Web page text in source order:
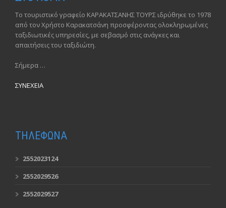
Το τουριστικό γραφείο ΚΑΡΑΚΑΤΣΑΝΗΣ ΤΟΥΡΣ ιδρύθηκε το 1978
από τον Χρήστο Καρακατσάνη προσφέροντας ολοκληρωμένες
ταξιδιωτικές υπηρεσίες, με σεβασμό στις ανάγκες και
απαιτήσεις του ταξιδιώτη.
Σήμερα …
ΣΥΝΕΧΕΙΑ
ΤΗΛΕΦΩΝΑ
2552023124
2552029526
2552029527